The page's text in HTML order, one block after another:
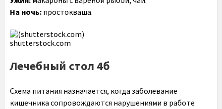
На ночь: простокваша.
shutterstock.com
Лечебный стол 4б
Схема питания назначается, когда заболевание
кишечника сопровождаются нарушениями в работе